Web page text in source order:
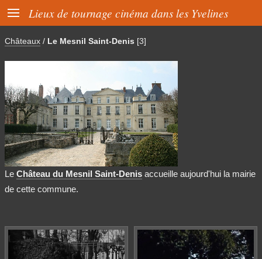
 Lieux de tournage cinéma dans les Yvelines
Châteaux / Le Mesnil Saint-Denis [3]
Le Château du Mesnil Saint-Denis accueille aujourd'hui la mairie
de cette commune.